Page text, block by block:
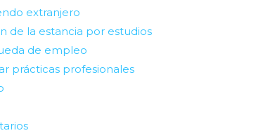
extranjero
de la estancia por estudios
de empleo
prácticas profesionales